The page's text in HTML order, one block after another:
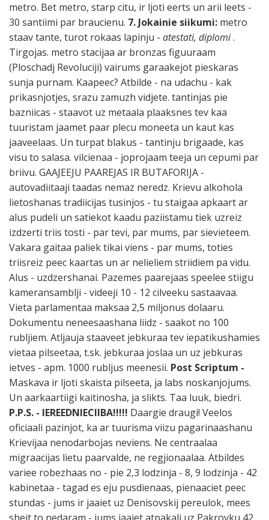
metro. Bet metro, starp citu, ir ljoti eerts un arii leets -
30 santiimi par braucienu. 7. Jokainie siikumi: metro
staav tante, turot rokaas lapinju - atestati, diplomi.
Tirgojas. metro stacijaa ar bronzas figuuraam
(Ploschadj Revoluciji) vairums garaakejot pieskaras
sunja purnam. Kaapeec? Atbilde - na udachu - kak
prikasnjotjes, srazu zamuzh vidjete. tantinjas pie
bazniicas - staavot uz metaala plaaksnes tev kaa
tuuristam jaamet paar plecu moneeta un kaut kas
jaaveelaas. Un turpat blakus - tantinju brigaade, kas
visu to salasa. vilcienaa - joprojaam teeja un cepumi par
briivu. GAAJEEJU PAAREJAS IR BUTAFORIJA -
autovadiitaaji taadas nemaz neredz. Krievu alkohola
lietoshanas tradiicijas tusinjos - tu staigaa apkaart ar
alus pudeli un satiekot kaadu paziistamu tiek uzreiz
izdzerti triis tosti - par tevi, par mums, par sievieteem.
Vakara gaitaa paliek tikai viens - par mums, toties
triisreiz peec kaartas un ar nelieliem striidiem pa vidu.
Alus - uzdzershanai. Pazemes paarejaas speelee stiigu
kameransamblji - videeji 10 - 12 cilveeku sastaavaa.
Vieta parlamentaa maksaa 2,5 miljonus dolaaru.
Dokumentu neneesaashana liidz - saakot no 100
rubljiem. Atljauja staaveet jebkuraa tev iepatikushamies
vietaa pilseetaa, t.sk. jebkuraa joslaa un uz jebkuras
ietves - apm. 1000 rubljus meenesii. Post Scriptum -
Maskava ir ljoti skaista pilseeta, ja labs noskanjojums.
Un aarkaartiigi kaitinosha, ja slikts. Taa luuk, biedri.
P.P.S. - IEREEDNIECIIBA!!!!! Daargie draugi! Veelos
oficiaali pazinjot, ka ar tuurisma viizu pagarinaashanu
Krievijaa nenodarbojas neviens. Ne centraalaa
migraacijas lietu paarvalde, ne regjionaalaa. Atbildes
variee robezhaas no - pie 2,3 lodzinja - 8, 9 lodzinja - 42
kabinetaa - tagad es eju pusdienaas, pienaaciet peec
stundas - jums ir jaaiet uz Denisovskij pereulok, mees